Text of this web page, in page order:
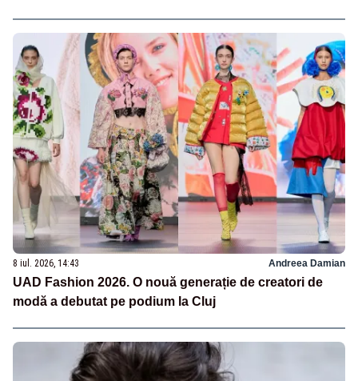
8 iul. 2026, 14:43 Andreea Damian
UAD Fashion 2026. O nouă generație de creatori de
modă a debutat pe podium la Cluj